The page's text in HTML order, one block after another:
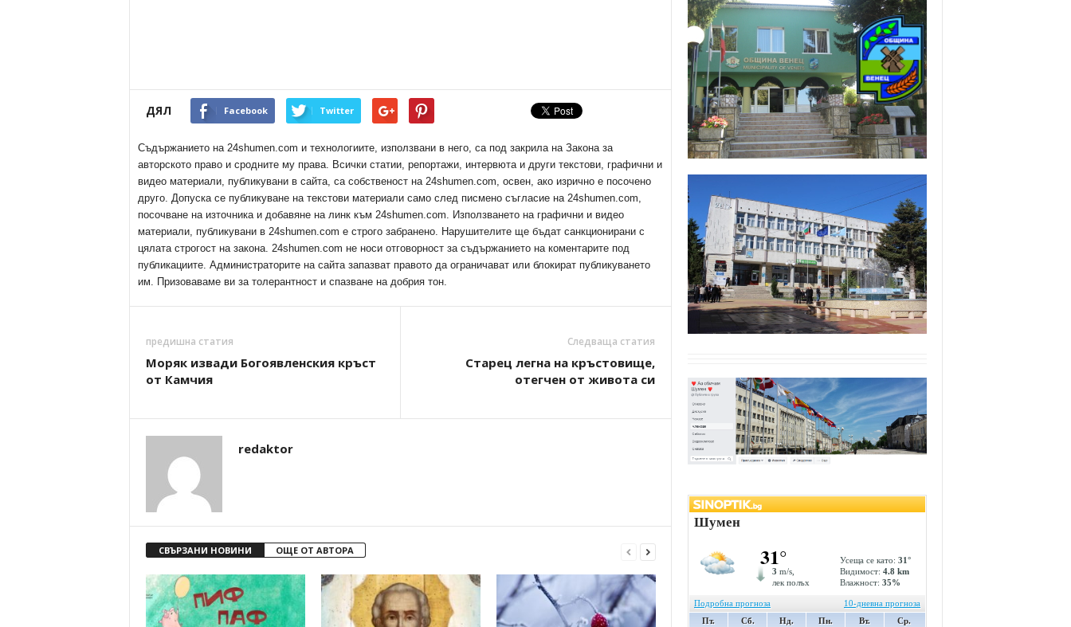
ДЯЛ Facebook Twitter
Съдържанието на 24shumen.com и технологиите, използвани в него, са под закрила на Закона за
авторското право и сродните му права. Всички статии, репортажи, интервюта и други текстови, графични и
видео материали, публикувани в сайта, са собственост на 24shumen.com, освен, ако изрично е посочено
друго. Допуска се публикуване на текстови материали само след писмено съгласие на 24shumen.com,
посочване на източника и добавяне на линк към 24shumen.com. Използването на графични и видео
материали, публикувани в 24shumen.com е строго забранено. Нарушителите ще бъдат санкционирани с
цялата строгост на закона. 24shumen.com не носи отговорност за съдържанието на коментарите под
публикациите. Администраторите на сайта запазват правото да ограничават или блокират публикуването
им. Призоваваме ви за толерантност и спазване на добрия тон.
предишна статия
Моряк извади Богоявленския кръст
от Камчия
Следваща статия
Старец легна на кръстовище,
отегчен от живота си
redaktor
СВЪРЗАНИ НОВИНИ ОЩЕ ОТ АВТОРА